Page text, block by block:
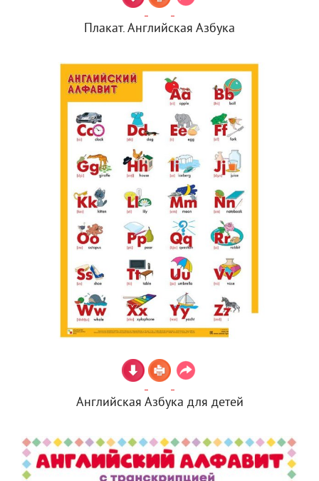
Плакат. Английская Азбука
Английская Азбука для детей